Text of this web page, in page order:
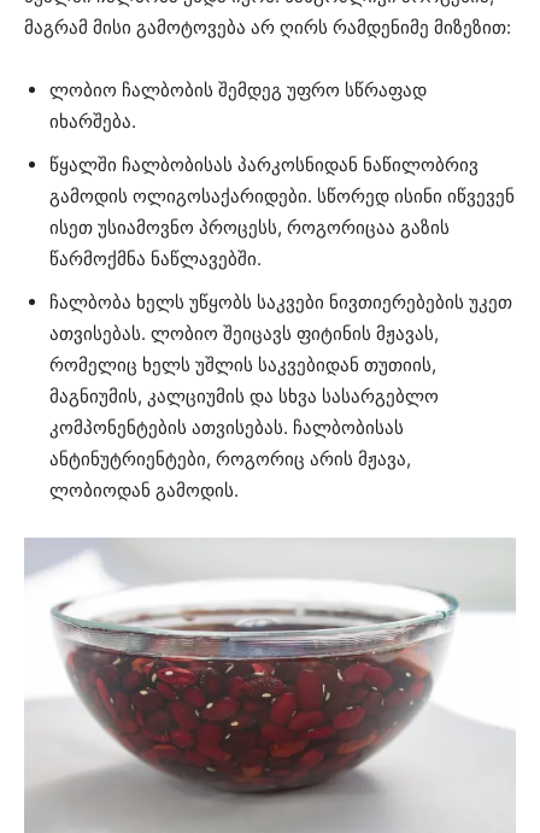
მაგრამ მისი გამოტოვება არ ღირს რამდენიმე მიზეზით:
ლობიო ჩალბობის შემდეგ უფრო სწრაფად
იხარშება.
წყალში ჩალბობისას პარკოსნიდან ნაწილობრივ
გამოდის ოლიგოსაქარიდები. სწორედ ისინი იწვევენ
ისეთ უსიამოვნო პროცესს, როგორიცაა გაზის
წარმოქმნა ნაწლავებში.
ჩალბობა ხელს უწყობს საკვები ნივთიერებების უკეთ
ათვისებას. ლობიო შეიცავს ფიტინის მჟავას,
რომელიც ხელს უშლის საკვებიდან თუთიის,
მაგნიუმის, კალციუმის და სხვა სასარგებლო
კომპონენტების ათვისებას. ჩალბობისას
ანტინუტრიენტები, როგორიც არის მჟავა,
ლობიოდან გამოდის.